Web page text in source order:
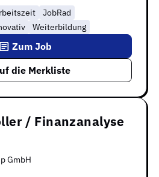
JobRad
Weiterbildung
die Merkliste
Zum Job
/ Finanzanalyse
GmbH